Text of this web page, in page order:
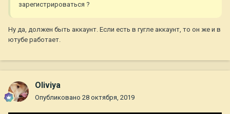
зарегистрироваться ?
Ну да, должен быть аккаунт. Если есть в гугле аккаунт, то он же и в
ютубе работает.
Oliviya
Опубликовано 28 октября, 2019